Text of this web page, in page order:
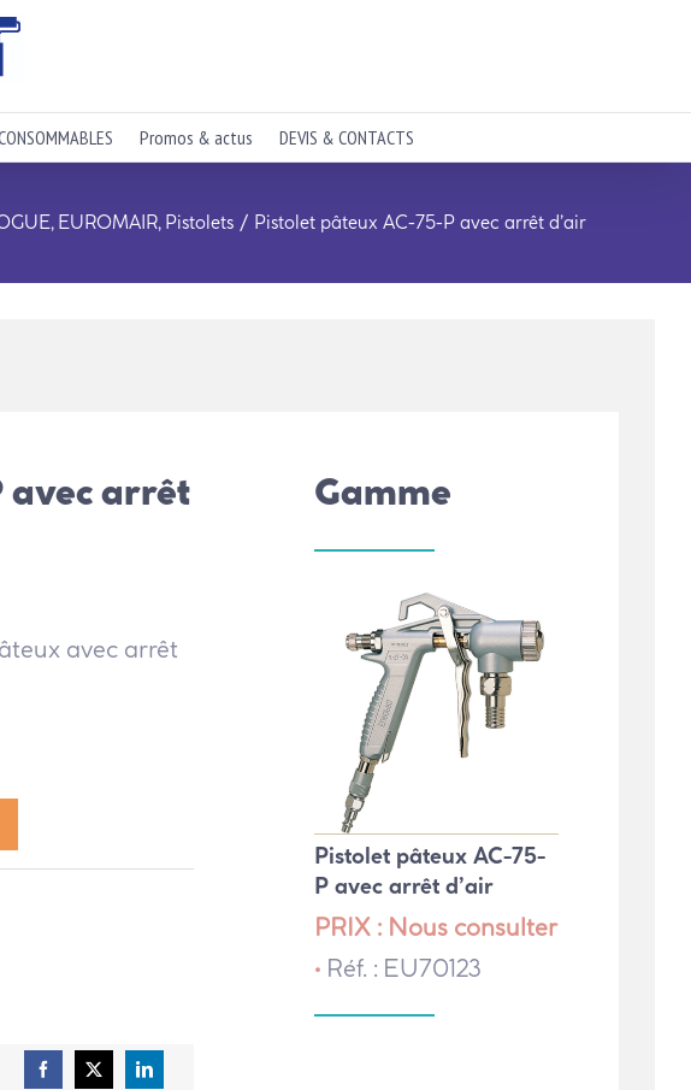
Promos & actus DEVIS & CONTACTS
EUROMAIR Pistolets Pistolet pâteux AC-75-P avec arrêt d’air
avec arrêt
avec arrêt
Gamme
Pistolet pâteux AC-75-
P avec arrêt d’air
PRIX : Nous consulter
• Réf. : EU70123